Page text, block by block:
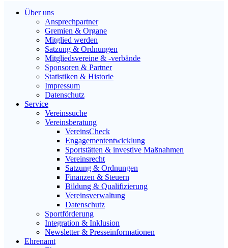
Über uns
Ansprechpartner
Gremien & Organe
Mitglied werden
Satzung & Ordnungen
Mitgliedsvereine & -verbände
Sponsoren & Partner
Statistiken & Historie
Impressum
Datenschutz
Service
Vereinssuche
Vereinsberatung
VereinsCheck
Engagemententwicklung
Sportstätten & investive Maßnahmen
Vereinsrecht
Satzung & Ordnungen
Finanzen & Steuern
Bildung & Qualifizierung
Vereinsverwaltung
Datenschutz
Sportförderung
Integration & Inklusion
Newsletter & Presseinformationen
Ehrenamt